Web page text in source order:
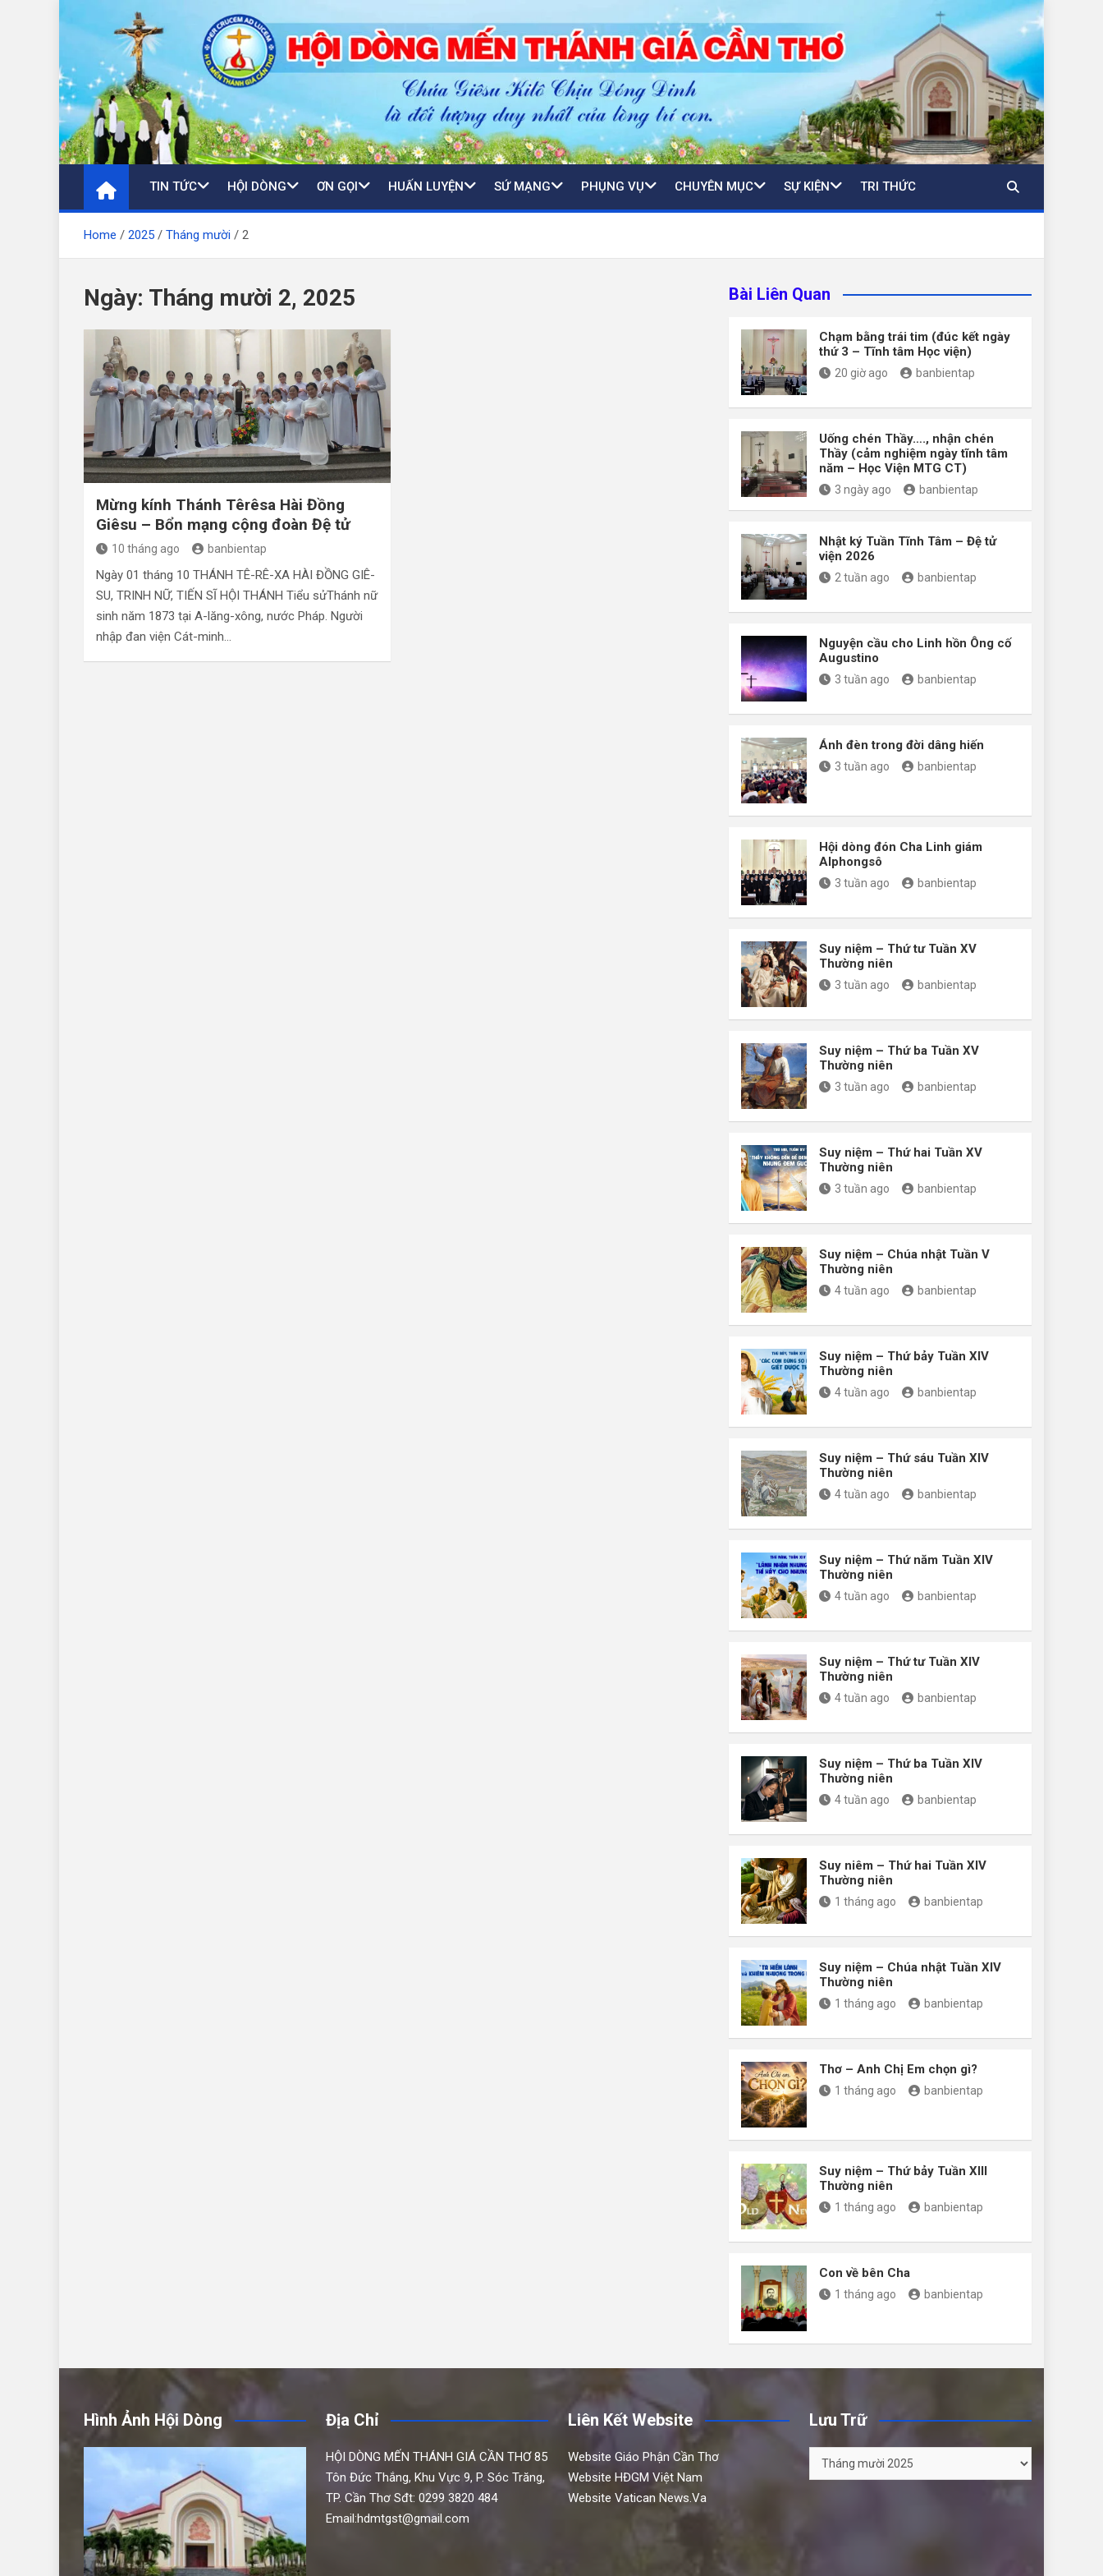
TIN TỨC HỘI DÒNG ƠN GỌI HUẤN LUYỆN SỨ MẠNG PHỤNG VỤ CHUYÊN MỤC SỰ KIỆN TRI THỨC
Home 2025 Tháng mười 2
Ngày: Tháng mười 2, 2025
Mừng kính Thánh Têrêsa Hài Đồng
Giêsu – Bổn mạng cộng đoàn Đệ tử
10 tháng ago banbientap
Ngày 01 tháng 10 THÁNH TÊ-RÊ-XA HÀI ĐỒNG GIÊ-
SU, TRINH NỮ, TIẾN SĨ HỘI THÁNH Tiểu sửThánh nữ
sinh năm 1873 tại A-lăng-xông, nước Pháp. Người
nhập đan viện Cát-minh…
Bài Liên Quan
Chạm bằng trái tim (đúc kết ngày
thứ 3 – Tĩnh tâm Học viện)
20 giờ ago banbientap
Uống chén Thầy…., nhận chén
Thầy (cảm nghiệm ngày tĩnh tâm
năm – Học Viện MTG CT)
3 ngày ago banbientap
Nhật ký Tuần Tĩnh Tâm – Đệ tử
viện 2026
2 tuần ago banbientap
Nguyện cầu cho Linh hồn Ông cố
Augustino
3 tuần ago banbientap
Ánh đèn trong đời dâng hiến
3 tuần ago banbientap
Hội dòng đón Cha Linh giám
Alphongsô
3 tuần ago banbientap
Suy niệm – Thứ tư Tuần XV
Thường niên
3 tuần ago banbientap
Suy niệm – Thứ ba Tuần XV
Thường niên
3 tuần ago banbientap
Suy niệm – Thứ hai Tuần XV
Thường niên
3 tuần ago banbientap
Suy niệm – Chúa nhật Tuần V
Thường niên
4 tuần ago banbientap
Suy niệm – Thứ bảy Tuần XIV
Thường niên
4 tuần ago banbientap
Suy niệm – Thứ sáu Tuần XIV
Thường niên
4 tuần ago banbientap
Suy niệm – Thứ năm Tuần XIV
Thường niên
4 tuần ago banbientap
Suy niệm – Thứ tư Tuần XIV
Thường niên
4 tuần ago banbientap
Suy niệm – Thứ ba Tuần XIV
Thường niên
4 tuần ago banbientap
Suy niêm – Thứ hai Tuần XIV
Thường niên
1 tháng ago banbientap
Suy niệm – Chúa nhật Tuần XIV
Thường niên
1 tháng ago banbientap
Thơ – Anh Chị Em chọn gì?
1 tháng ago banbientap
Suy niệm – Thứ bảy Tuần XIII
Thường niên
1 tháng ago banbientap
Con về bên Cha
1 tháng ago banbientap
Hình Ảnh Hội Dòng Địa Chỉ
HỘI DÒNG MẾN THÁNH GIÁ CẦN THƠ 85
Tôn Đức Thắng, Khu Vực 9, P. Sóc Trăng,
TP. Cần Thơ Sđt: 0299 3820 484
Email:hdmtgst@gmail.com
Liên Kết Website
Website Giáo Phận Cần Thơ
Website HĐGM Việt Nam
Website Vatican News.Va
Lưu Trữ
Lưu
Trữ